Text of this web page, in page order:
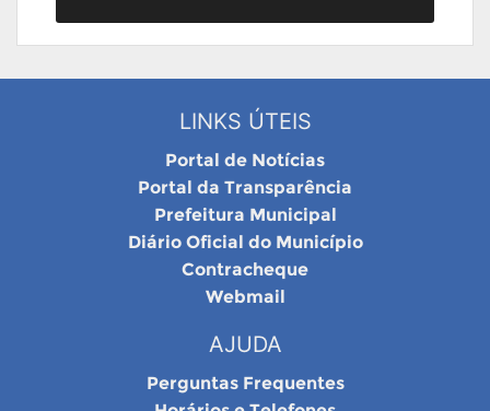
LINKS ÚTEIS
Portal de Notícias
Portal da Transparência
Prefeitura Municipal
Diário Oficial do Município
Contracheque
Webmail
AJUDA
Perguntas Frequentes